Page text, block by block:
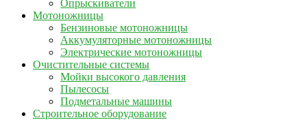
Опрыскиватели
Мотоножницы
Бензиновые мотоножницы
Аккумуляторные мотоножницы
Электрические мотоножницы
Очистительные системы
Мойки высокого давления
Пылесосы
Подметальные машины
Строительное оборудование